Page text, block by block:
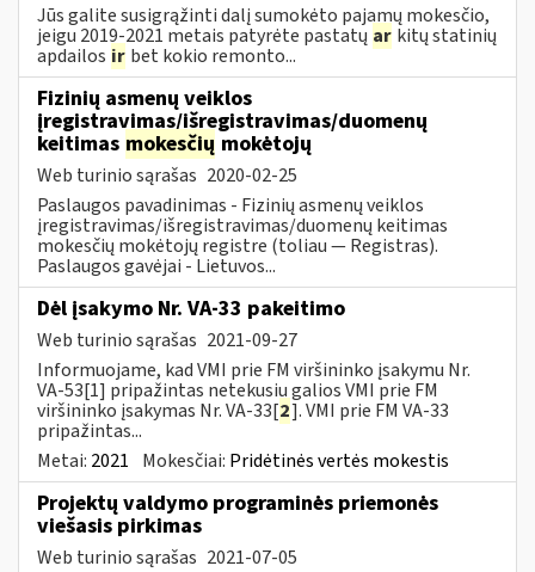
Jūs galite susigrąžinti dalį sumokėto pajamų mokesčio,
jeigu 2019-2021 metais patyrėte pastatų ar kitų statinių
apdailos ir bet kokio remonto...
Fizinių asmenų veiklos
įregistravimas/išregistravimas/duomenų
keitimas mokesčių mokėtojų
Web turinio sąrašas 2020-02-25
Paslaugos pavadinimas - Fizinių asmenų veiklos
įregistravimas/išregistravimas/duomenų keitimas
mokesčių mokėtojų registre (toliau — Registras).
Paslaugos gavėjai - Lietuvos...
Dėl įsakymo Nr. VA-33 pakeitimo
Web turinio sąrašas 2021-09-27
Informuojame, kad VMI prie FM viršininko įsakymu Nr.
VA-53[1] pripažintas netekusiu galios VMI prie FM
viršininko įsakymas Nr. VA-33[2]. VMI prie FM VA-33
pripažintas...
Metai: 2021 Mokesčiai: Pridėtinės vertės mokestis
Projektų valdymo programinės priemonės
viešasis pirkimas
Web turinio sąrašas 2021-07-05